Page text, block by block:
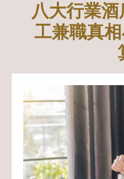
八大行業
工兼職真